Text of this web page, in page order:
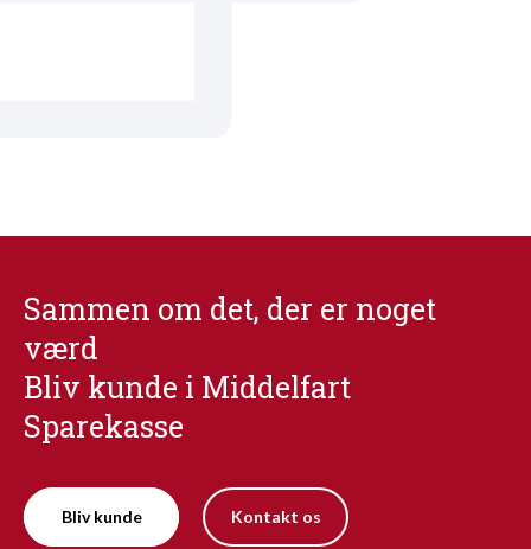
Sammen om det, der er noget
værd
Bliv kunde i Middelfart
Sparekasse
Bliv kunde Kontakt os